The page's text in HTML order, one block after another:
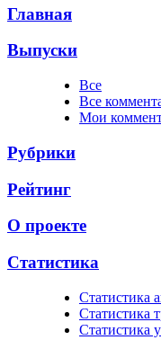
Главная
Выпуски
Все
Все
Мои
Рубрики
Рейтинг
О проекте
Статистика
Cтатистика
Cтатистика
Cтатистика